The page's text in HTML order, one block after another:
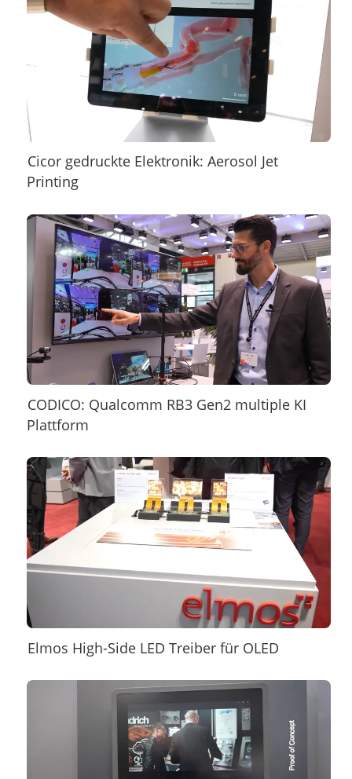
Cicor gedruckte Elektronik: Aerosol Jet
Printing
CODICO: Qualcomm RB3 Gen2 multiple KI
Plattform
Elmos High-Side LED Treiber für OLED